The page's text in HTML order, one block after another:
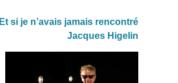
Et si je n’avais jamais rencontré
Jacques Higelin